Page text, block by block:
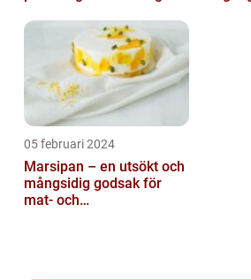
05 februari 2024
Marsipan – en utsökt och
mångsidig godsak för
mat- och